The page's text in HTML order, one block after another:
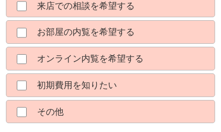
来店での相談を希望する
お部屋の内覧を希望する
オンライン内覧を希望する
初期費用を知りたい
その他